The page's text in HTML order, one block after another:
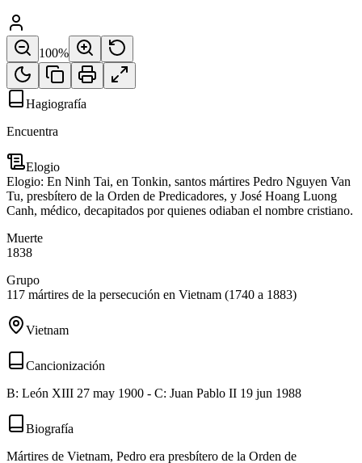
100%
Hagiografía
Encuentra
Elogio
Elogio: En Ninh Tai, en Tonkin, santos mártires Pedro Nguyen Van
Tu, presbítero de la Orden de Predicadores, y José Hoang Luong
Canh, médico, decapitados por quienes odiaban el nombre cristiano.
Muerte
1838
Grupo
117 mártires de la persecución en Vietnam (1740 a 1883)
Vietnam
Cancionización
B: León XIII 27 may 1900 - C: Juan Pablo II 19 jun 1988
Biografía
Mártires de Vietnam, Pedro era presbítero de la Orden de